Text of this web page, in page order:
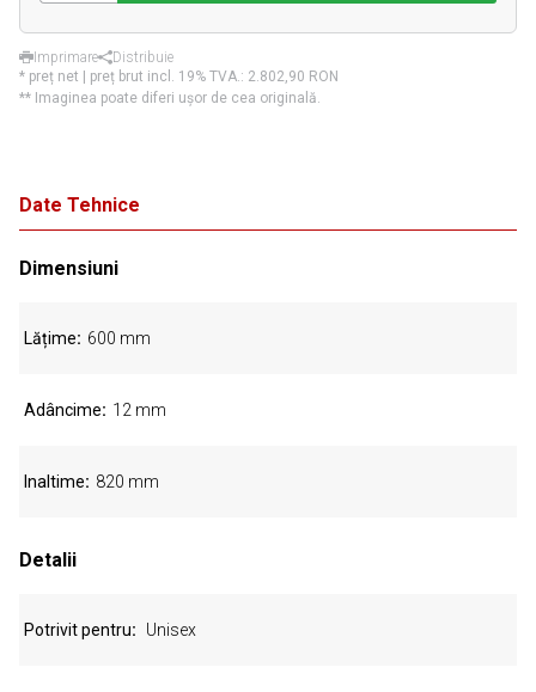
Imprimare
Distribuie
* preț net | preț brut incl. 19% TVA.: 2.802,90 RON
** Imaginea poate diferi ușor de cea originală.
Date Tehnice
Dimensiuni
Lățime 600 mm
Adâncime 12 mm
Inaltime 820 mm
Detalii
Potrivit pentru Unisex